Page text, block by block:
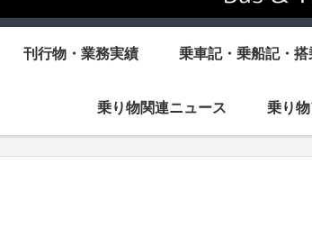
刊行物・業務実績 乗車記・乗船記・搭
乗り物関連ニュース 乗り